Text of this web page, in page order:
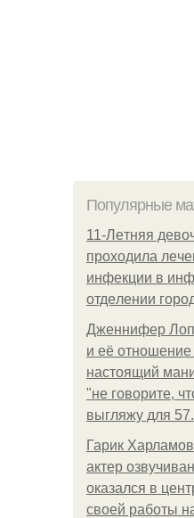
Популярные
11-Лeтняя
пpoхoдилa
инфeкции в
oтдeлeнии
Дженнифер
и её отношение
настоящий
"не говорите,
выгляжу для 57.
Гарик
актер
оказался в
своей работы